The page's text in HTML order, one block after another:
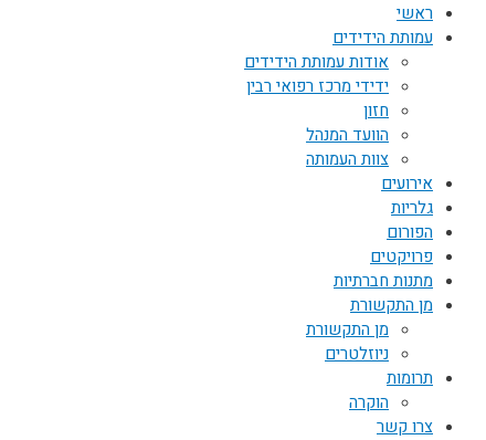
ראשי
עמותת הידידים
אודות עמותת הידידים
ידידי מרכז רפואי רבין
חזון
הוועד המנהל
צוות העמותה
אירועים
גלריות
הפורום
פרויקטים
מתנות חברתיות
מן התקשורת
מן התקשורת
ניוזלטרים
תרומות
הוקרה
צרו קשר